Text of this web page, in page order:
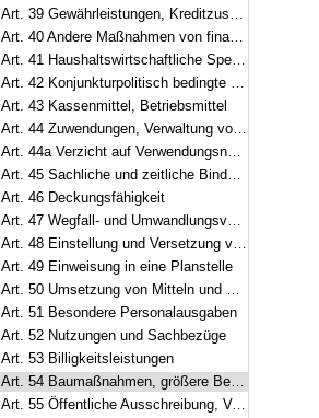
Art. 39 Gewährleistungen, Kreditzusagen, kreditfinanzierte Ausgaben
Art. 40 Andere Maßnahmen von finanzieller Bedeutung
Art. 41 Haushaltswirtschaftliche Sperre
Art. 42 Konjunkturpolitisch bedingte Maßnahmen
Art. 43 Kassenmittel, Betriebsmittel
Art. 44 Zuwendungen, Verwaltung von Mitteln oder Vermögensgegenständen
Art. 44a Verzicht auf Verwendungsnachweise, Stichproben
Art. 45 Sachliche und zeitliche Bindung
Art. 46 Deckungsfähigkeit
Art. 47 Wegfall- und Umwandlungsvermerke
Art. 48 Einstellung und Versetzung von Beamten
Art. 49 Einweisung in eine Planstelle
Art. 50 Umsetzung von Mitteln und Stellen, Leerstellen
Art. 51 Besondere Personalausgaben
Art. 52 Nutzungen und Sachbezüge
Art. 53 Billigkeitsleistungen
Art. 54 Baumaßnahmen, größere Beschaffungen, größere Entwicklungsvorhaben
Art. 55 Öffentliche Ausschreibung, Verträge